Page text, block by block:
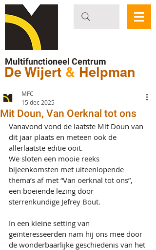
Multifunctioneel Centrum
De Wijert & Helpman
Mit Doun, Van Oerknal tot ons
MFC
15 dec 2025
Vanavond vond de laatste Mit Doun van
dit jaar plaats en meteen ook de
allerlaatste editie ooit.
We sloten een mooie reeks
bijeenkomsten met uiteenlopende
thema’s af met “Van oerknal tot ons”,
een boeiende lezing door
sterrenkundige Jefrey Bout.
In een kleine setting van
geïnteresseerden nam hij ons mee door
de wonderbaarlijke geschiedenis van het